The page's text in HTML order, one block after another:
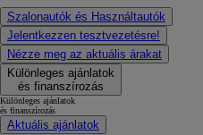
Szalonautók és Használtautók
Jelentkezzen tesztvezetésre!
Nézze meg az aktuális árakat
Különleges ajánlatok
és finanszírozás
Különleges ajánlatok
és finanszírozás
Aktuális ajánlatok